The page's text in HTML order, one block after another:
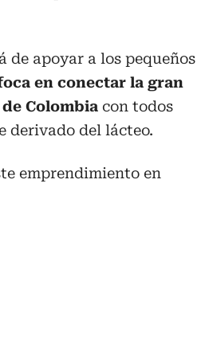
de apoyar a los pequeños
en conectar la gran
Colombia con todos
derivado del lácteo.
emprendimiento en